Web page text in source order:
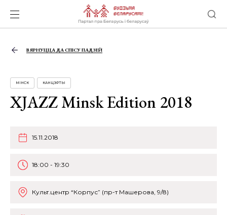
ВЯРНУЦЦА ДА СПІСУ ПАДЗЕЙ
МІНСК КАНЦЭРТЫ
XJAZZ Minsk Edition 2018
15.11.2018
18:00 - 19:30
Культ.центр “Корпус” (пр-т Машерова, 9/8)